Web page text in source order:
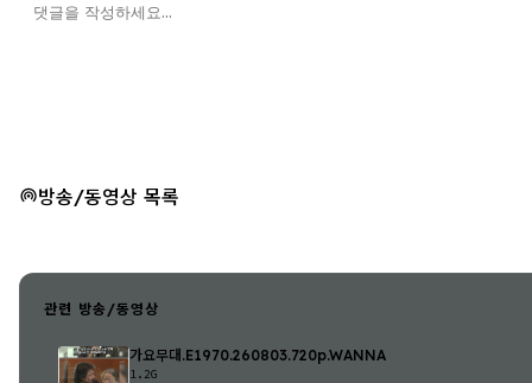
방송/동영상 목록
관련 방송/동영상
가요무대.E1970.260803.720p.WANNA
1.2G